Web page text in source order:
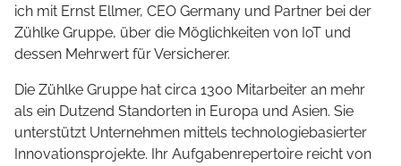
ich mit Ernst Ellmer, CEO Germany und Partner bei der
Zühlke Gruppe, über die Möglichkeiten von IoT und
dessen Mehrwert für Versicherer.
Die Zühlke Gruppe hat circa 1300 Mitarbeiter an mehr
als ein Dutzend Standorten in Europa und Asien. Sie
unterstützt Unternehmen mittels technologiebasierter
Innovationsprojekte. Ihr Aufgabenrepertoire reicht von